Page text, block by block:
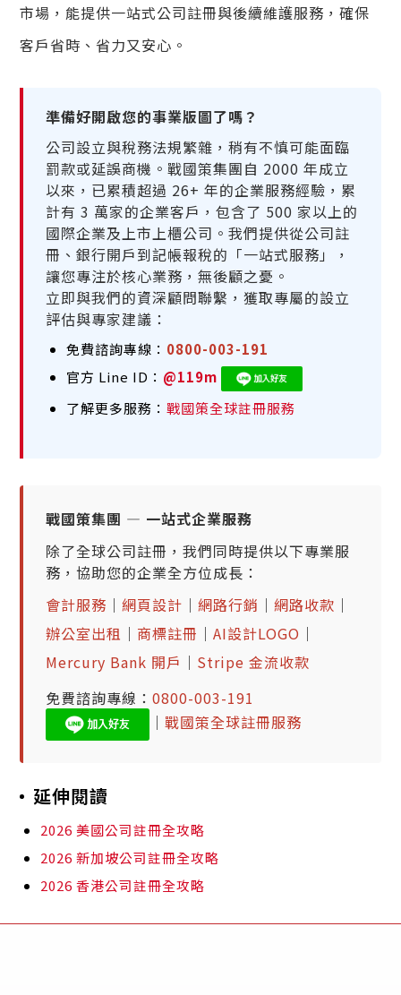
市場，能提供一站式公司註冊與後續維護服務，確保
客戶省時、省力又安心。
準備好開啟您的事業版圖了嗎？
公司設立與稅務法規繁雜，稍有不慎可能面臨
罰款或延誤商機。戰國策集團自 2000 年成立
以來，已累積超過 26+ 年的企業服務經驗，累
計有 3 萬家的企業客戶，包含了 500 家以上的
國際企業及上市上櫃公司。我們提供從公司註
冊、銀行開戶到記帳報稅的「一站式服務」，
讓您專注於核心業務，無後顧之憂。
立即與我們的資深顧問聯繫，獲取專屬的設立
評估與專家建議：
免費諮詢專線： 0800-003-191
官方 Line ID： @119m
了解更多服務：戰國策全球註冊服務
戰國策集團 — 一站式企業服務
除了全球公司註冊，我們同時提供以下專業服
務，協助您的企業全方位成長：
會計服務 ｜網頁設計 ｜網路行銷 ｜網路收款 ｜
辦公室出租 ｜ 商標註冊 ｜AI設計LOGO ｜
Mercury Bank 開戶 ｜ Stripe 金流收款
免費諮詢專線：0800-003-191
｜戰國策全球註冊服務
延伸閱讀
2026 美國公司註冊全攻略
2026 新加坡公司註冊全攻略
2026 香港公司註冊全攻略